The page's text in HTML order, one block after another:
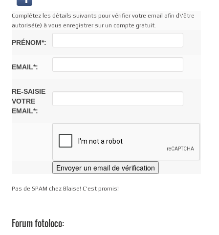
Complétez les détails suivants pour vérifier votre email afin d\'être
autorisé(e) à vous enregistrer sur un compte gratuit.
PRÉNOM*:
EMAIL*:
RE-SAISIE
VOTRE
EMAIL*:
Pas de SPAM chez Blaise! C'est promis!
Forum fotoloco: